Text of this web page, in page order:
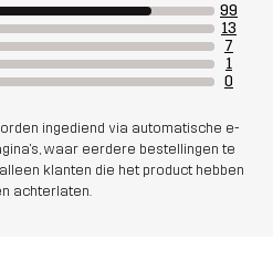
ALLROUND
99
13
7
1
0
ingediend via automatische e-
waar eerdere bestellingen te
klanten die het product hebben
achterlaten.